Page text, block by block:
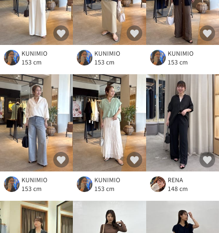
KUNIMIO
153 cm
KUNIMIO
153 cm
KUNIMIO
153 cm
KUNIMIO
153 cm
KUNIMIO
153 cm
RENA
148 cm